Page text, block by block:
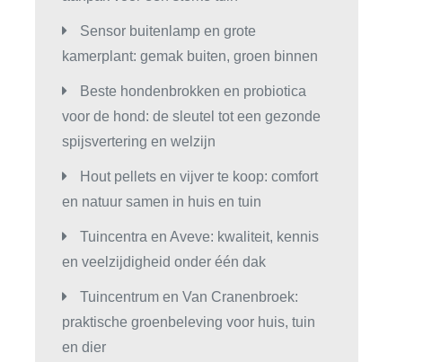
Sensor buitenlamp en grote
kamerplant: gemak buiten, groen binnen
Beste hondenbrokken en probiotica
voor de hond: de sleutel tot een gezonde
spijsvertering en welzijn
Hout pellets en vijver te koop: comfort
en natuur samen in huis en tuin
Tuincentra en Aveve: kwaliteit, kennis
en veelzijdigheid onder één dak
Tuincentrum en Van Cranenbroek:
praktische groenbeleving voor huis, tuin
en dier